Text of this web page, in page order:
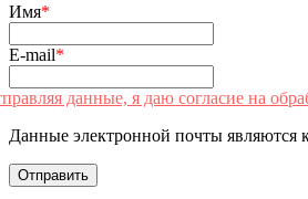
Имя*
E-mail*
данные, я даю согласие на
Данные электронной почты являются